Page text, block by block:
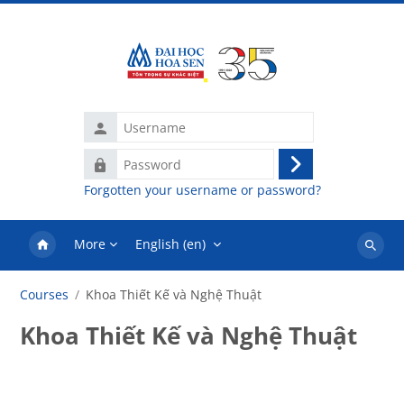
Username
Password
Log
in
Forgotten your username or password?
More English ‎(en)‎
Search
Courses Khoa Thiết Kế và Nghệ Thuật
Khoa Thiết Kế và Nghệ Thuật